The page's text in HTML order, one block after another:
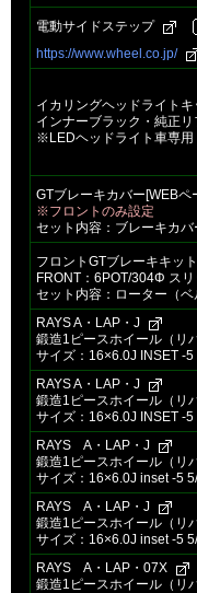
電動サイドステップ
https://www.wheel.co.jp/
イカリングヘッドライト
インナーブラック・純正
※LEDヘッドライト車専用
GTブレーキカバー[WEBペ
※フロントのみ設定
セット内容：ブレーキカ
フロントGTブレーキキット
FRONT：6POT/304Φ ス
セット内容：ローター（
RAYS A・LAP・J
鍛造1ピースホイール（リ
サイズ：16×6.0J INSET -5
RAYS A・LAP・J
鍛造1ピースホイール（リ
サイズ：16×6.0J INSET -5
RAYS A・LAP・J
鍛造1ピースホイール（リ
サイズ：16×6.0J inset -5
RAYS A・LAP・J
鍛造1ピースホイール（リ
サイズ：16×6.0J inset -5
RAYS A・LAP・07X
鍛造1ピースホイール（リ